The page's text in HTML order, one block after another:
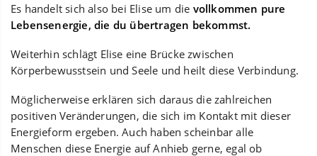
Es handelt sich also bei Elise um die vollkommen pure
Lebensenergie, die du übertragen bekommst.
Weiterhin schlägt Elise eine Brücke zwischen
Körperbewusstsein und Seele und heilt diese Verbindung.
Möglicherweise erklären sich daraus die zahlreichen
positiven Veränderungen, die sich im Kontakt mit dieser
Energieform ergeben. Auch haben scheinbar alle
Menschen diese Energie auf Anhieb gerne, egal ob